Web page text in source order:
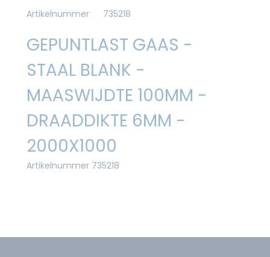
Artikelnummer 735218
GEPUNTLAST GAAS -
STAAL BLANK -
MAASWIJDTE 100MM -
DRAADDIKTE 6MM -
2000X1000
Artikelnummer 735218